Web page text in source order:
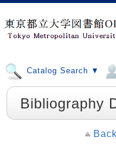
Catalog Search ▼
Bibliography